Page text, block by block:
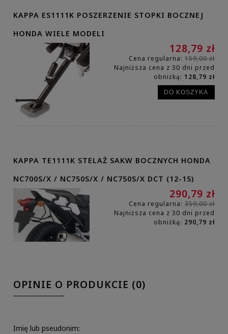
KAPPA ES1111K POSZERZENIE STOPKI BOCZNEJ
HONDA WIELE MODELI
128,79 zł
Cena regularna: 159,00 zł
Najniższa cena z 30 dni przed
obniżką: 128,79 zł
DO KOSZYKA
KAPPA TE1111K STELAŻ SAKW BOCZNYCH HONDA
NC700S/X / NC750S/X / NC750S/X DCT (12-15)
290,79 zł
Cena regularna: 359,00 zł
Najniższa cena z 30 dni przed
obniżką: 290,79 zł
OPINIE O PRODUKCIE (0)
Imię lub pseudonim: